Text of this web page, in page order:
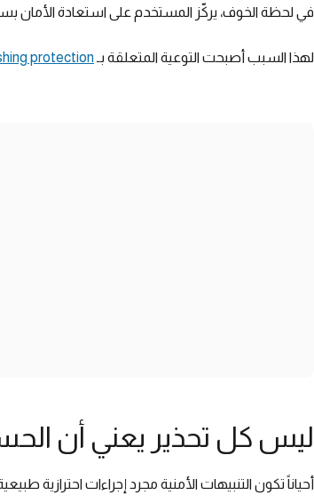
في لحظة الخوف، يركّز المستخدم على استعادة الأمان
لهذا السبب أصبحت التوعية المتعلقة بـ protection
ليس كل تحذير يعني أن
أحياناً تكون التنبيهات الأمنية مجرد إجراءات احترازية